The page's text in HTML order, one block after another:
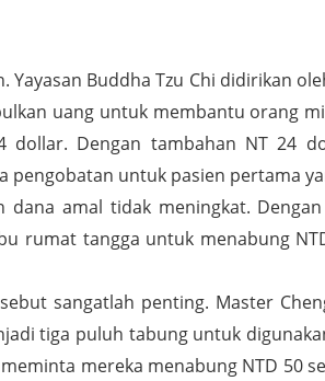
Buddha Tzu Chi didirikan
uang untuk membantu orang
dollar. Dengan tambahan NT 24
untuk pasien pertama
amal tidak meningkat.
rumat tangga untuk menabung
sangatlah penting. Master
tiga puluh tabung untuk
mereka menabung NTD 50